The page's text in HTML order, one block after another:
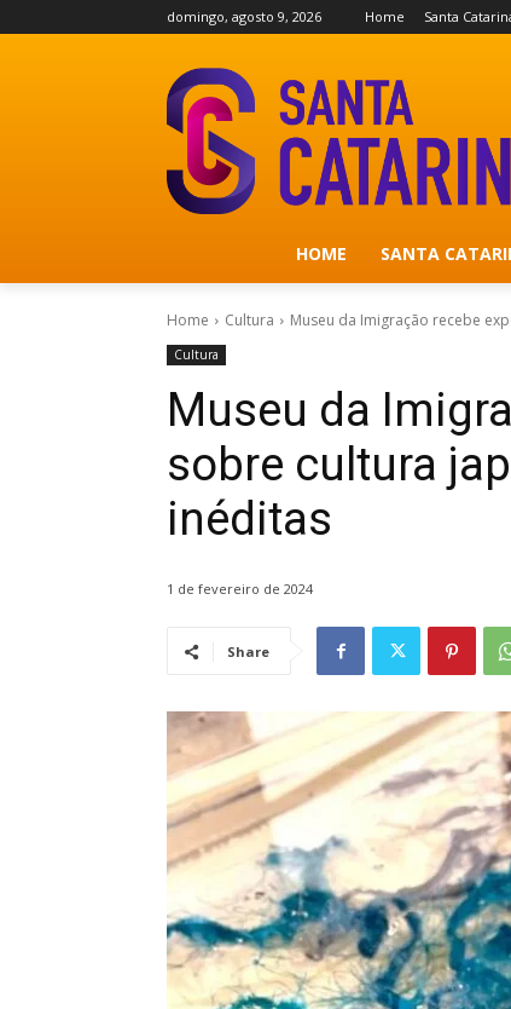
domingo, agosto 9, 2026 Home Santa
HOME SANTA
Home Cultura Museu da Imigração recebe
Cultura
Museu da
sobre cultura
inéditas
1 de fevereiro de 2024
Share